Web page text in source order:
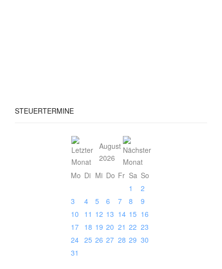
STEUERTERMINE
August
2026
Mo Di Mi Do Fr Sa So
1
2
3
4 5 6 7 8
9
10
11 12 13 14 15 16
17
18 19 20 21 22 23
24 25 26 27 28 29 30
31